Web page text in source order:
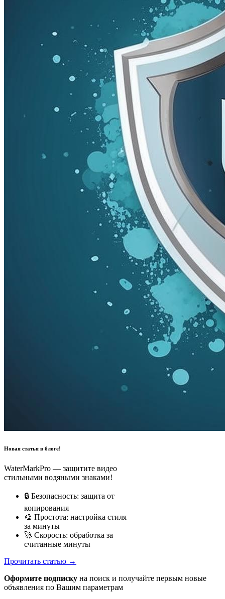
Новая статья в блоге!
WaterMarkPro — защитите видео
стильными водяными знаками!
🔒 Безопасность: защита от
копирования
🎨 Простота: настройка стиля
за минуты
🚀 Скорость: обработка за
считанные минуты
Прочитать статью →
Оформите подписку на поиск и получайте первым новые
объявления по Вашим параметрам